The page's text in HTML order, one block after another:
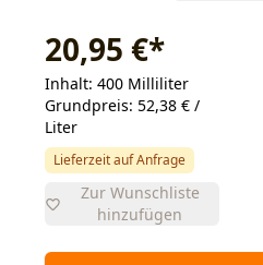
20,95 €*
Inhalt: 400 Milliliter
Grundpreis: 52,38 € /
Liter
Lieferzeit auf Anfrage
Zur Wunschliste
hinzufügen